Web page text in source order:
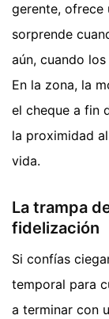
gerente, ofrece
sorprende
aún, cuando
En la zona, la
el cheque a fin
la proximidad
vida.
La trampa
fidelización
Si confías
temporal para
a terminar con